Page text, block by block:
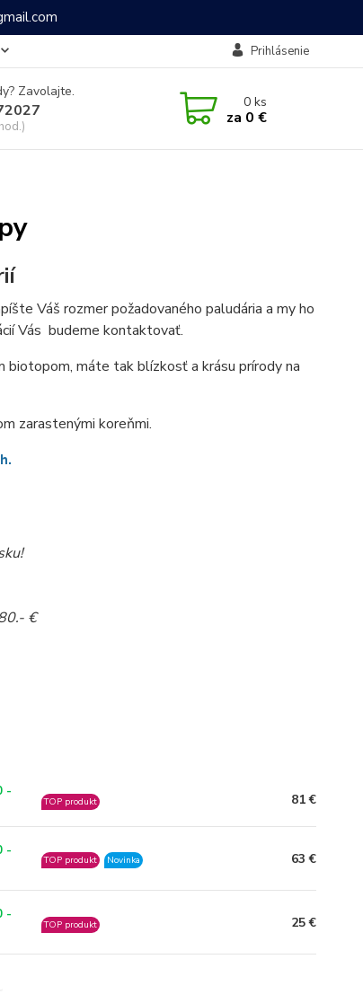
Prihlásenie
Zavolajte.
0ks
za 0 €
Váš rozmer požadovaného paludária a my ho
Vás budeme kontaktovať.
biotopom, máte tak blízkosť a krásu prírody na
zarastenými koreňmi.
€
-
TOP produkt 81 €
-
TOP produkt Novinka 63 €
-
TOP produkt 25 €